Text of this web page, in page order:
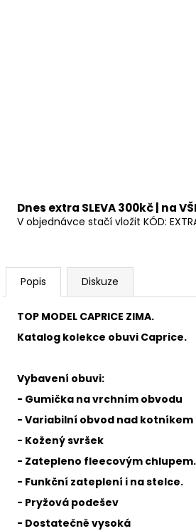
Dnes extra SLEVA 300kč | na
V objednávce stačí vložit KÓD:
Popis Diskuze
TOP MODEL CAPRICE ZIMA.
Katalog kolekce obuvi Caprice.
Vybavení obuvi:
- Gumička na vrchním obvodu
- Variabilní obvod nad kotníkem
- Kožený svršek
- Zatepleno fleecovým chlupem.
- Funkční zateplení i na stelce.
- Pryžová podešev
- Dostatečně vysoká